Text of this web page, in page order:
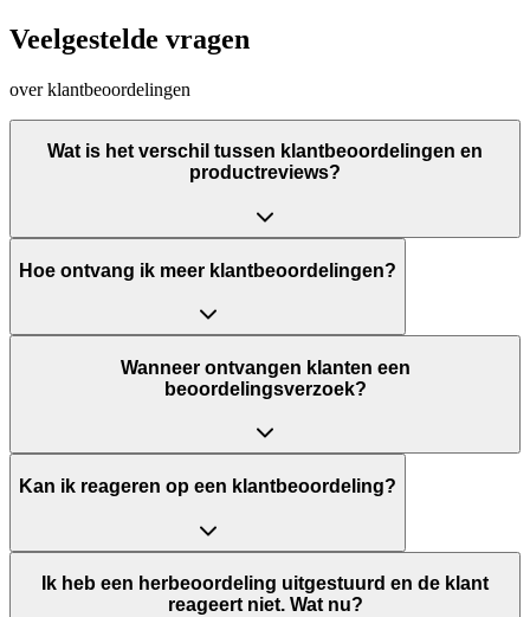
Veelgestelde vragen
over klantbeoordelingen
Wat is het verschil tussen klantbeoordelingen en
productreviews?
Hoe ontvang ik meer klantbeoordelingen?
Wanneer ontvangen klanten een
beoordelingsverzoek?
Kan ik reageren op een klantbeoordeling?
Ik heb een herbeoordeling uitgestuurd en de klant
reageert niet. Wat nu?